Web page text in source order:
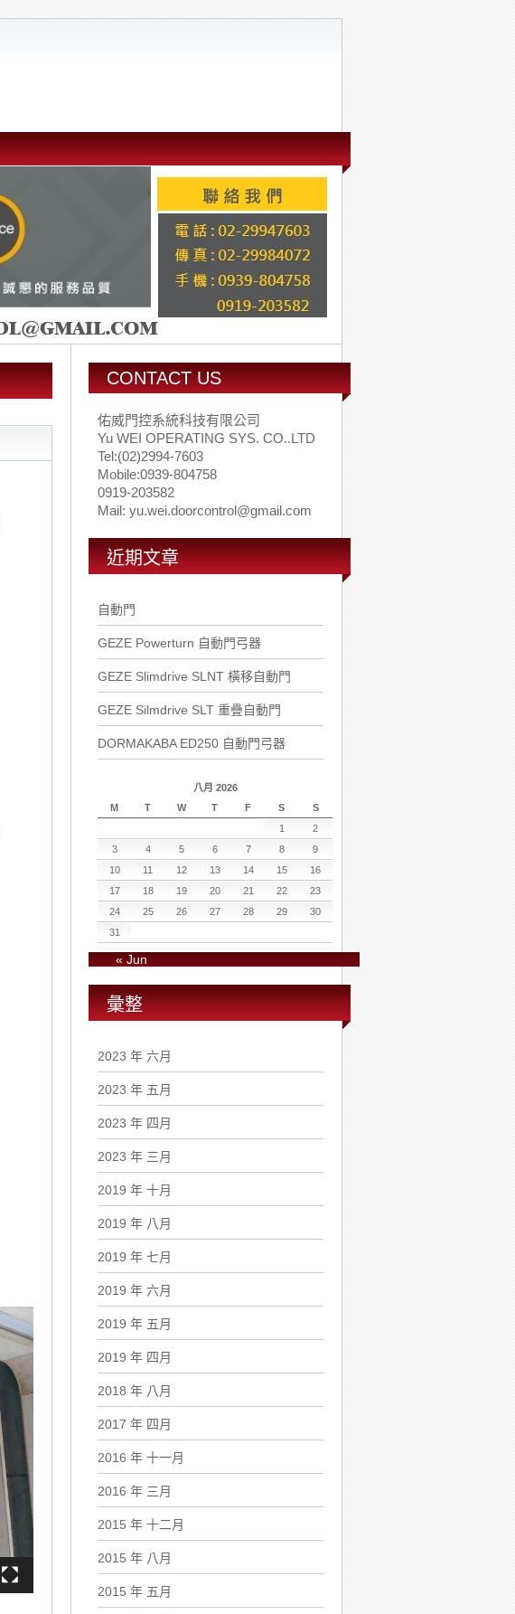
CONTACT US
佑威門控系統科技有限公司
Yu WEI OPERATING SYS. CO..LTD
Tel:(02)2994-7603
Mobile:0939-804758
0919-203582
Mail: yu.wei.doorcontrol@gmail.com
近期文章
自動門
GEZE Powerturn 自動門弓器
GEZE Slimdrive SLNT 橫移自動門
GEZE Silmdrive SLT 重疊自動門
DORMAKABA ED250 自動門弓器
八月 2026
M
T W T F S
S
1
2
3
4 5 6 7 8
9
10
11 12 13 14 15
16
17
18 19 20 21 22
23
24
25 26 27 28 29
30
31
« Jun
彙整
2023 年 六月
2023 年 五月
2023 年 四月
2023 年 三月
2019 年 十月
2019 年 八月
2019 年 七月
2019 年 六月
2019 年 五月
2019 年 四月
2018 年 八月
2017 年 四月
2016 年 十一月
2016 年 三月
2015 年 十二月
2015 年 八月
2015 年 五月